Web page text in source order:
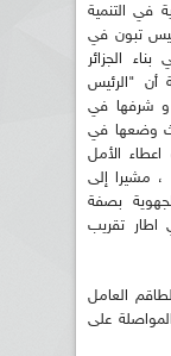
في التنمية
تبون في
الجزائر
أن "الرئيس
و شرفها في
وضعها في
الأمل
، مشيرا إلى
بصفة
اطار تقريب
العامل
على